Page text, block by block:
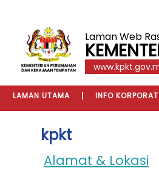
Laman Web
LAMAN UTAMA INFO KORPORAT
kpkt
Alamat & Lokasi